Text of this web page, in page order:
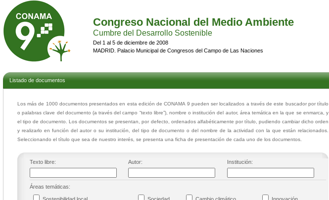
Congreso Nacional del Medio Ambiente
Cumbre del Desarrollo Sostenible
Del 1 al 5 de diciembre de 2008
MADRID. Palacio Municipal de Congresos del Campo de Las Naciones
Listado de documentos
Los más de 1000 documentos presentados en esta edición de CONAMA 9 pueden ser localizados a través de este buscador por título
o palabras clave del documento (a través del campo “texto libre”), nombre o institución del autor, área temática en la que se enmarca, y
el tipo de documento. Los documentos se presentan, por defecto, ordenados alfabéticamente por título, pudiendo cambiar dicho orden
y realizarlo en función del autor o su institución, del tipo de documento o del nombre de la actividad con la que están relacionados.
Seleccionando el título que sea de nuestro interés, se presenta una ficha de presentación de cada uno de los documentos.
Texto libre: Autor: Institución:
Áreas temáticas: